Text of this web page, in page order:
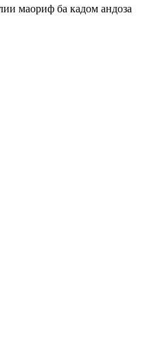
маориф ба кадом андоза